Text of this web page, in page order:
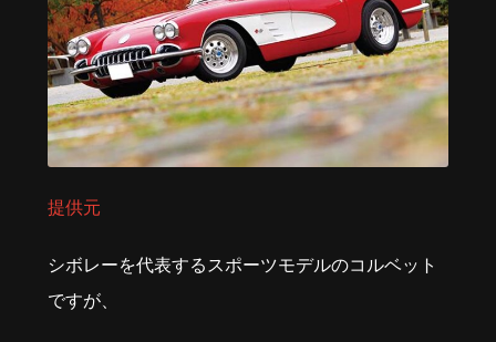
提供元
シボレーを代表するスポーツモデルのコルベット
ですが、